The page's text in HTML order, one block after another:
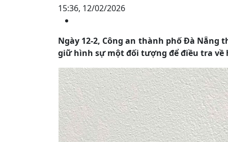
15:36, 12/02/2026
Ngày 12-2, Công an thành phố Đà Nẵng
giữ hình sự một đối tượng để điều tra về